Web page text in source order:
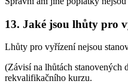
13. Jaké jsou lhůty pro
Lhůty pro vyřízení nejsou
(Závisí na lhůtách stanovených
rekvalifikačního kurzu.